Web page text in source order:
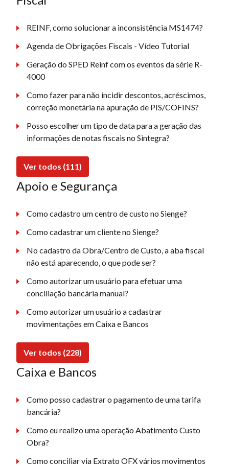
REINF, como solucionar a inconsistência MS1474?
Agenda de Obrigações Fiscais - Vídeo Tutorial
Geração do SPED Reinf com os eventos da série R-
4000
Como fazer para não incidir descontos, acréscimos,
correção monetária na apuração de PIS/COFINS?
Posso escolher um tipo de data para a geração das
informações de notas fiscais no Sintegra?
Ver todos (111)
Apoio e Segurança
Como cadastro um centro de custo no Sienge?
Como cadastrar um cliente no Sienge?
No cadastro da Obra/Centro de Custo, a aba fiscal
não está aparecendo, o que pode ser?
Como autorizar um usuário para efetuar uma
conciliação bancária manual?
Como autorizar um usuário a cadastrar
movimentações em Caixa e Bancos
Ver todos (228)
Caixa e Bancos
Como posso cadastrar o pagamento de uma tarifa
bancária?
Como eu realizo uma operação Abatimento Custo
Obra?
Como conciliar via Extrato OFX vários movimentos